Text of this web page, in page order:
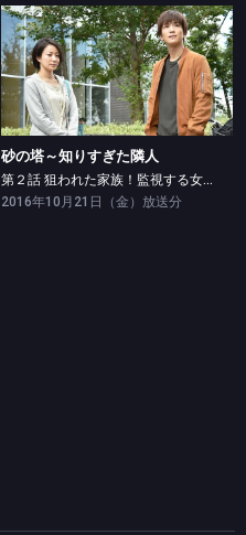
砂の塔～知りすぎた隣人
第２話 狙われた家族！監視する女…母は娘を守れるか!?
砂の塔～知りすぎた隣人
第２話 狙われた家族！監視する女…母は娘を守れるか!?
2016年10月21日（金）放送分